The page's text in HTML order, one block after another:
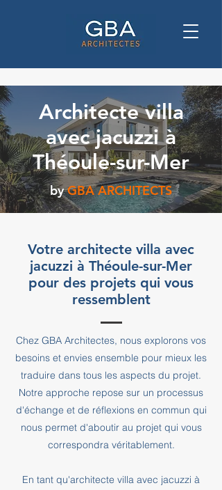
Architecte villa
avec jacuzzi à
Théoule-sur-Mer
by GBA ARCHITECTS
Votre architecte villa avec
jacuzzi à Théoule-sur-Mer
pour des projets qui vous
ressemblent
Chez GBA Architectes, nous explorons vos
besoins et envies ensemble pour mieux les
traduire dans tous les aspects du projet.
Notre approche repose sur un processus
d'échange et de réflexions en commun qui
nous permet d'aboutir au projet qui vous
correspondra véritablement.
En tant qu'architecte villa avec jacuzzi à